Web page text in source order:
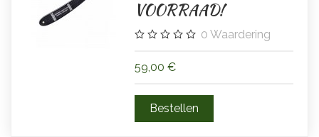
VOORRAAD!
0 Waardering
59,00 €